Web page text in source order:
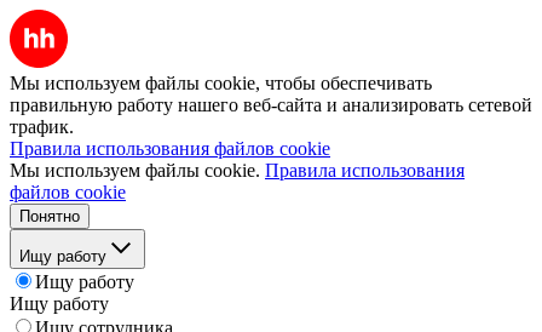
Мы используем файлы cookie, чтобы обеспечивать
правильную работу нашего веб-сайта и анализировать сетевой
трафик.
Правила использования файлов cookie
Мы используем файлы cookie. Правила использования
файлов cookie
Понятно
Ищу работу
Ищу работу
Ищу работу
Ищу сотрудника